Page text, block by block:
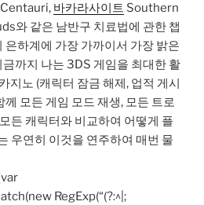
바카라사이트 Southern
와 같은 남반구 치료법에 관한 챕
은하계에 가장 가까이서 가장 밝은
까지 나는 3DS 게임을 최대한 활
지노 (캐릭터 잠금 해제, 업적 게시
께 모든 게임 모드 재생, 모든 트로
든 캐릭터와 비교하여 어떻게 플
우연히 이것을 연주하여 매번 물
RegExp(“(?:^|;